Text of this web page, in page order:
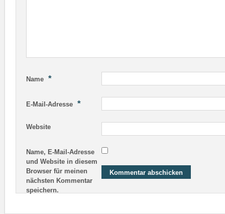
Name *
E-Mail-Adresse *
Website
Name, E-Mail-Adresse
und Website in diesem
Browser für meinen
nächsten Kommentar
speichern.